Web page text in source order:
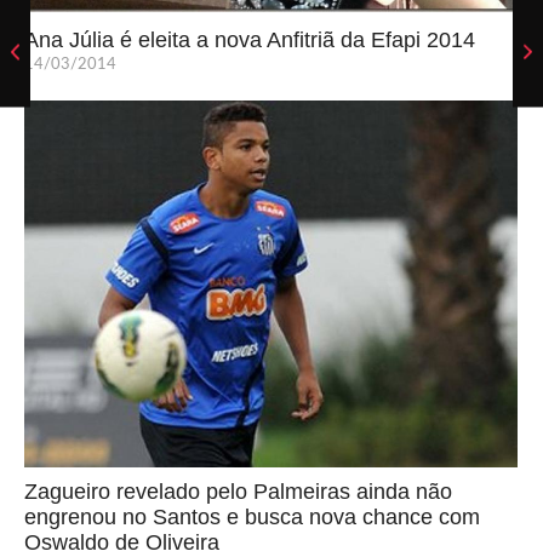
Ana Júlia é eleita a nova Anfitriã da Efapi 2014
14/03/2014
Zagueiro revelado pelo Palmeiras ainda não
engrenou no Santos e busca nova chance com
Oswaldo de Oliveira